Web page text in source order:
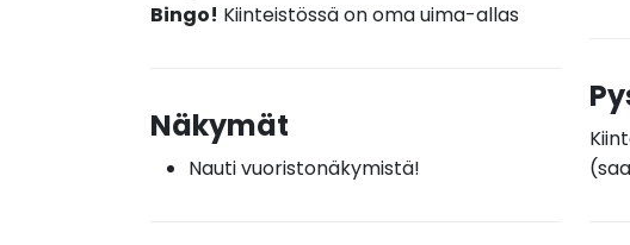
Bingo! Kiinteistössä on oma uima-allas
Näkymät
Nauti vuoristonäkymistä!